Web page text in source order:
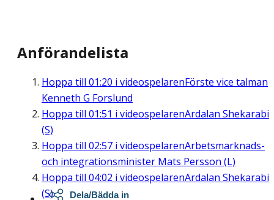
Anförandelista
Hoppa till 01:20 i videospelarenFörste vice talman
Kenneth G Forslund
Hoppa till 01:51 i videospelarenArdalan Shekarabi
(S)
Hoppa till 02:57 i videospelarenArbetsmarknads-
och integrationsminister Mats Persson (L)
Hoppa till 04:02 i videospelarenArdalan Shekarabi
(S)
Dela/Bädda in